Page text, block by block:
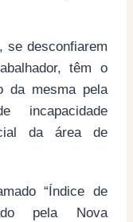
se desconfiarem
têm o
da mesma pela
incapacidade
da área de
“Índice de
pela Nova